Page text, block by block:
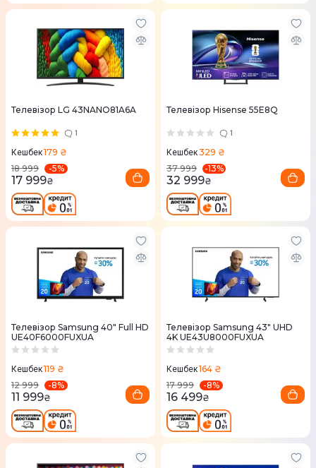
Телевізор LG 43NANO81A6A
1
Кешбек179 ₴
18 999
-5%
17 999₴
Телевізор Hisense 55E8Q
1
Кешбек329 ₴
37 999
-13%
32 999₴
Телевізор Samsung 40" Full HD
UE40F6000FUXUA
Кешбек119 ₴
12 999
-8%
11 999₴
Телевізор Samsung 43" UHD
4K UE43U8000FUXUA
Кешбек164 ₴
17 999
-8%
16 499₴